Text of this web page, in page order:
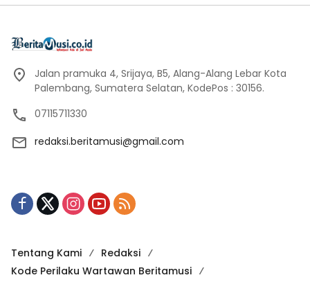
Jalan pramuka 4, Srijaya, B5, Alang-Alang Lebar Kota
Palembang, Sumatera Selatan, KodePos : 30156.
07115711330
redaksi.beritamusi@gmail.com
Tentang Kami
Redaksi
Kode Perilaku Wartawan Beritamusi